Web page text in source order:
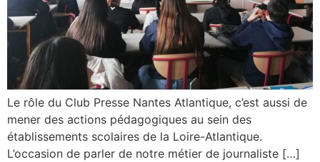
Le rôle du Club Presse Nantes Atlantique, c’est aussi de
mener des actions pédagogiques au sein des
établissements scolaires de la Loire-Atlantique.
L’occasion de parler de notre métier de journaliste […]